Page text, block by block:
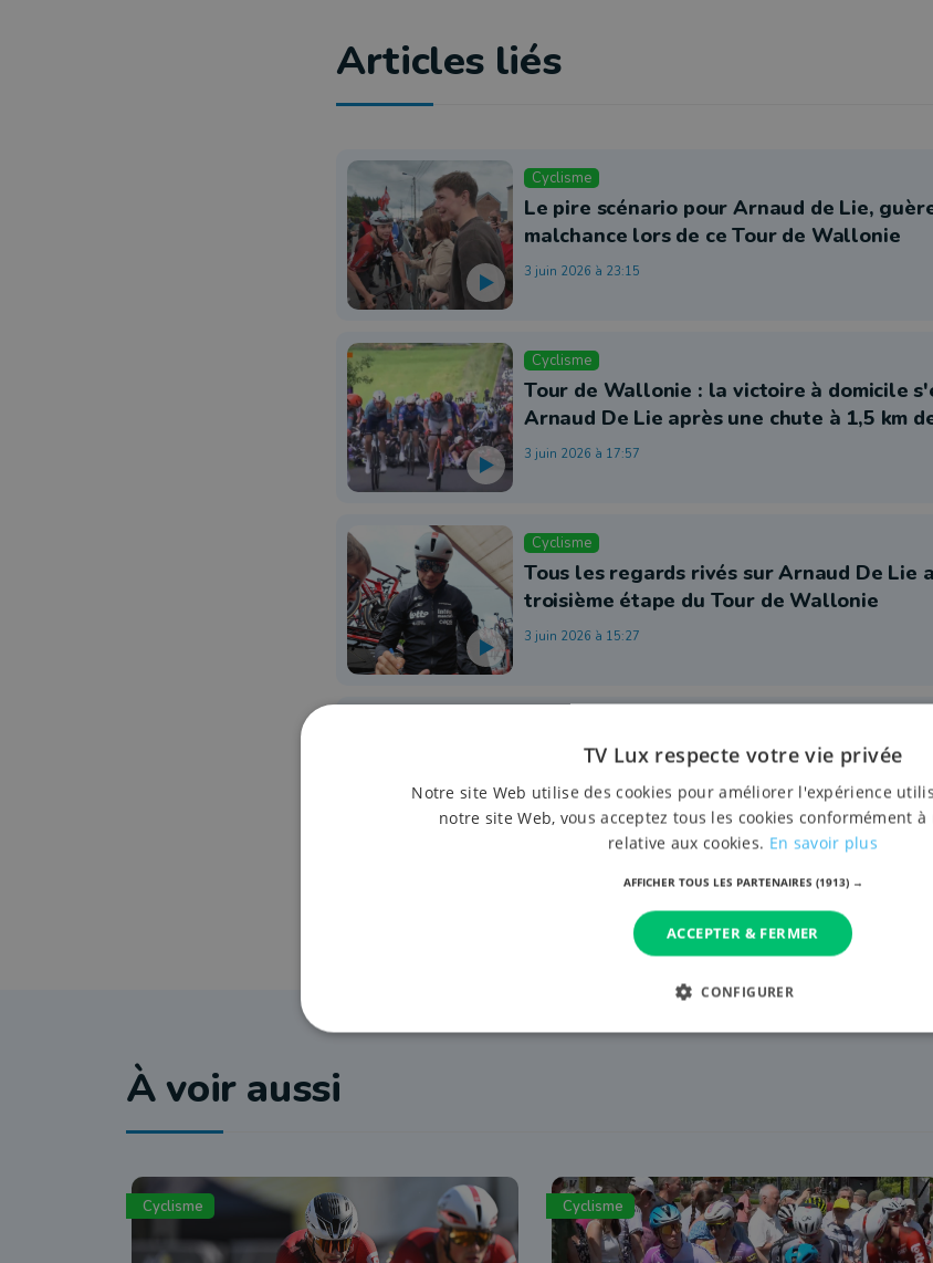
Articles liés
Cyclisme
Le pire scénario pour Arnaud de Lie,
malchance lors de ce Tour de Wallonie
3 juin 2026 à 23:15
Cyclisme
Tour de Wallonie : la victoire à domicile
Arnaud De Lie après une chute à 1,5 km
3 juin 2026 à 17:57
Cyclisme
Tous les regards rivés sur Arnaud De Lie
troisième étape du Tour de Wallonie
3 juin 2026 à 15:27
Tour de Wallonie : Arnaud De Lie vise la
Vaux-sur-Sûre
2 juin 2026 à 18:21
À voir aussi
Cyclisme Cyclisme
TV Lux respecte votre vie privée
Notre site Web utilise des cookies pour améliorer l'expérience
notre site Web, vous acceptez tous les cookies conformément
relative aux cookies. En savoir plus
AFFICHER TOUS LES PARTENAIRES (1913) →
ACCEPTER & FERMER
CONFIGURER